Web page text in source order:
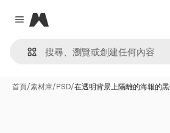
Close menu
Magnific
首頁/素材庫/PSD/在透明背景上隔離的海報的